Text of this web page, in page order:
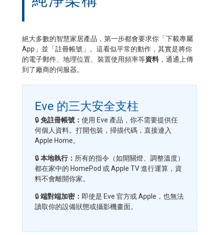
絕大多數的智慧家居產品，第一步都會要求你「下載專屬
App」並「註冊帳號」。這看似平常的動作，其實是將你
的電子郵件、地理位置、裝置使用頻率等資料 ，通通上傳
到了廠商的伺服器。
Eve 的三大安全支柱
🔒免註冊帳號： 使用 Eve 產品，你不需要提供任
何個人資料。打開包裝，掃描代碼，直接連入
Apple Home。
🔒本地執行： 所有的指令（如開關燈、調整溫度）
都在家中的 HomePod 或 Apple TV 進行運算，資
料不會離開你家。
🔒端對端加密： 即使是 Eve 官方或 Apple，也無法
讀取你的設備狀態或攝影機畫面。